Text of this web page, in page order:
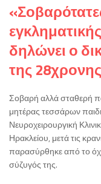
δηλώνει ο
της
Σοβαρή αλλά σταθερή
μητέρας τεσσάρων
Νευροχειρουργική
Ηρακλείου, μετά τις
παρασύρθηκε από το
σύζυγός της.